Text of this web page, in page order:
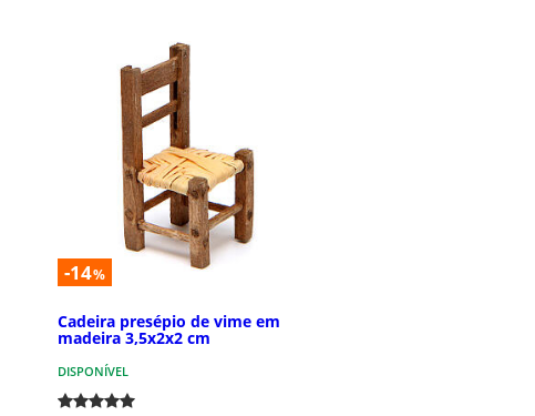
-14%
Cadeira presépio de vime em
madeira 3,5x2x2 cm
DISPONÍVEL